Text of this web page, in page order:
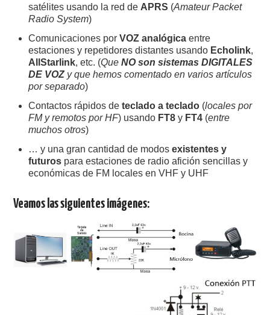
satélites usando la red deAPRS (Amateur Packet
Radio System)
Comunicaciones porVOZ analógica entre
estaciones y repetidores distantes usando Echolink,
AllStarlink, etc. (QueNO son sistemas DIGITALES
DE VOZ y que hemos comentado en varios artículos
por separado)
Contactos rápidos deteclado a teclado (locales por
FM y remotos por HF) usando FT8y FT4 (entre
muchos otros)
… y una gran cantidad de modosexistentes y
futuros para estaciones de radio afición sencillas y
económicas de FM locales en VHF y UHF
Veamos las siguientes imágenes: